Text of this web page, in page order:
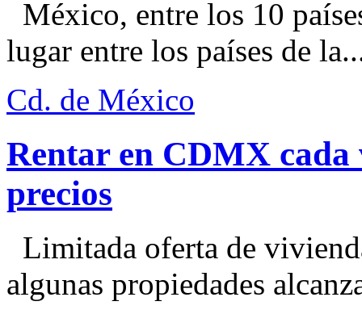
México, entre los 10
lugar entre los países de
Cd. de México
Rentar en CDMX cada
precios
Limitada oferta de
algunas propiedades